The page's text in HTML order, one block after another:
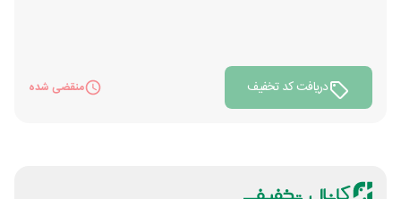
دریافت کد تخفیف منقضی شده